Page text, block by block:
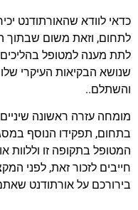
כדאי לוודא שהאורתודנט
לתחום, וזאת משום שבתוך
לתת מענה למטופל בהליכים
שנושא הבקיאות העיקרי
והשתלם..
בתחום, תפקידו הנוסף
המטופל בתקופה זו וללוות
חייבים לזכור זאת, לפני
בירורכם על אורתודנט